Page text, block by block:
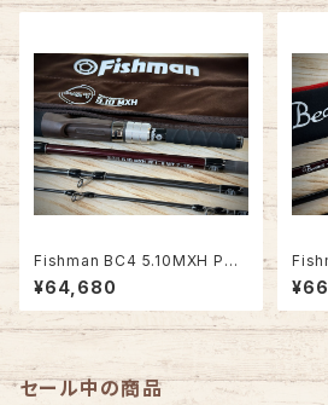
Fishman BC4 5.10MXH PO
WER GRIPZ EDITION【2026
年新製品】
¥64,680
ルマ
ング
セール中の商品